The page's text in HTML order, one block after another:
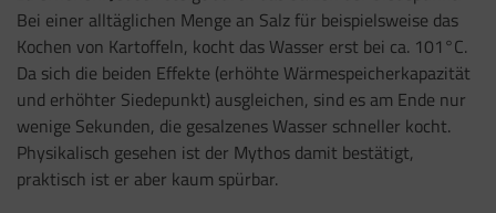
Bei einer alltäglichen Menge an Salz für beispielsweise das
Kochen von Kartoffeln, kocht das Wasser erst bei ca. 101°C.
Da sich die beiden Effekte (erhöhte Wärmespeicherkapazität
und erhöhter Siedepunkt) ausgleichen, sind es am Ende nur
wenige Sekunden, die gesalzenes Wasser schneller kocht.
Physikalisch gesehen ist der Mythos damit bestätigt,
praktisch ist er aber kaum spürbar.